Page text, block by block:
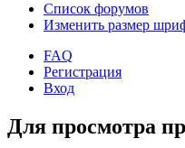
Список форумов
Изменить размер
FAQ
Регистрация
Вход
Для просмотра